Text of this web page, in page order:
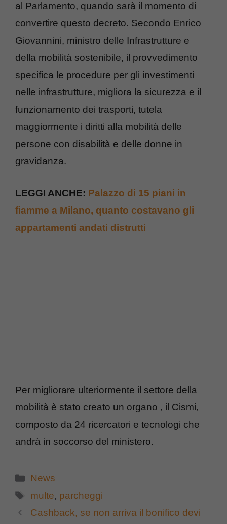
al Parlamento, quando sarà il momento di
convertire questo decreto. Secondo Enrico
Giovannini, ministro delle Infrastrutture e
della mobilità sostenibile, il provvedimento
specifica le procedure per gli investimenti
nelle infrastrutture, migliora la sicurezza e il
funzionamento dei trasporti, tutela
maggiormente i diritti alla mobilità delle
persone con disabilità e delle donne in
gravidanza.
LEGGI ANCHE: Palazzo di 15 piani in
fiamme a Milano, quanto costavano gli
appartamenti andati distrutti
Per migliorare ulteriormente il settore della
mobilità è stato creato un organo , il Cismi,
composto da 24 ricercatori e tecnologi che
andrà in soccorso del ministero.
Categorie
News
Tag
multe, parcheggi
Cashback, se non arriva il bonifico devi